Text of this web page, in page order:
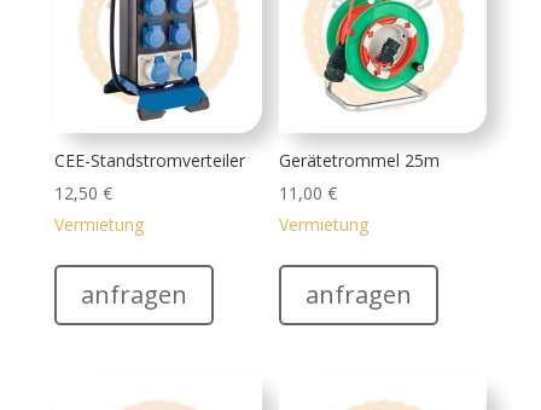
CEE-Standstromverteiler
12,50 €
Vermietung
anfragen
Gerätetrommel 25m
11,00€
Vermietung
anfragen